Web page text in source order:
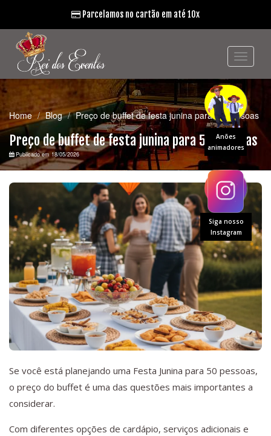
Anões
animadores
Siga nosso
Instagram
Parcelamos no cartão em até 10x
Home Blog Preço de buffet de festa junina para 50 pessoas
Preço de buffet de festa junina para 50 pessoas
Publicado em 18/05/2026
Se você está planejando uma Festa Junina para 50 pessoas,
o preço do buffet é uma das questões mais importantes a
considerar.
Com diferentes opções de cardápio, serviços adicionais e